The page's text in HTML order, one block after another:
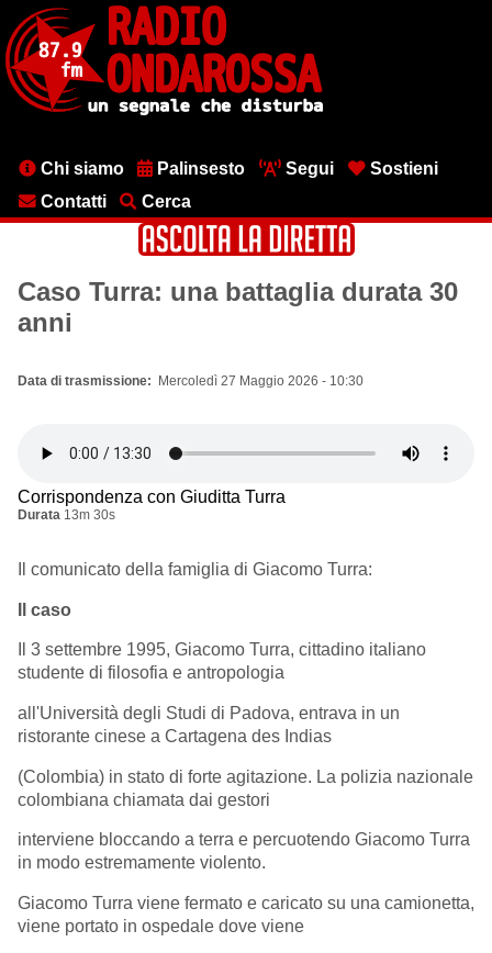
contenuto
principale
MenuChi siamo Palinsesto Segui
Sostieni
Contatti
Cerca
Caso Turra: una battaglia durata 30
anni
Data di trasmissione Mercoledì 27 Maggio 2026 - 10:30
Corrispondenza con Giuditta Turra
Durata 13m 30s
Il comunicato della famiglia di Giacomo Turra:
Il caso
Il 3 settembre 1995, Giacomo Turra, cittadino italiano
studente di filosofia e antropologia
all'Università degli Studi di Padova, entrava in un
ristorante cinese a Cartagena des Indias
(Colombia) in stato di forte agitazione. La polizia nazionale
colombiana chiamata dai gestori
interviene bloccando a terra e percuotendo Giacomo Turra
in modo estremamente violento.
Giacomo Turra viene fermato e caricato su una camionetta,
viene portato in ospedale dove viene